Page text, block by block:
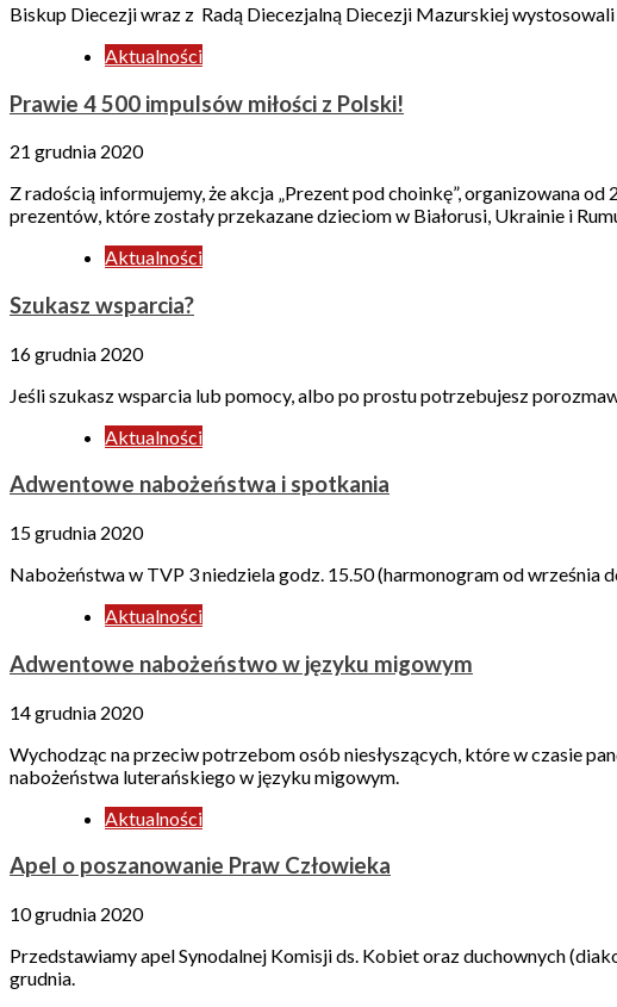
Biskup Diecezji wraz z Radą Diecezjalną Diecezji Mazurskiej wystosowali
Aktualności
Prawie 4 500 impulsów miłości z Polski!
21 grudnia 2020
Z radością informujemy, że akcja „Prezent pod choinkę”, organizowana
prezentów, które zostały przekazane dzieciom w Białorusi, Ukrainie i
Aktualności
Szukasz wsparcia?
16 grudnia 2020
Jeśli szukasz wsparcia lub pomocy, albo po prostu potrzebujesz
Aktualności
Adwentowe nabożeństwa i spotkania
15 grudnia 2020
Nabożeństwa w TVP 3 niedziela godz. 15.50 (harmonogram od września
Aktualności
Adwentowe nabożeństwo w języku migowym
14 grudnia 2020
Wychodząc na przeciw potrzebom osób niesłyszących, które w czasie
nabożeństwa luterańskiego w języku migowym.
Aktualności
Apel o poszanowanie Praw Człowieka
10 grudnia 2020
Przedstawiamy apel Synodalnej Komisji ds. Kobiet oraz duchownych
grudnia.